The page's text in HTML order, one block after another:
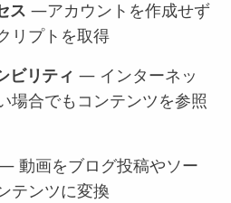
ス —アカウントを作成せず
リプトを取得
ビリティ — インターネッ
場合でもコンテンツを参照
動画をブログ投稿やソー
テンツに変換